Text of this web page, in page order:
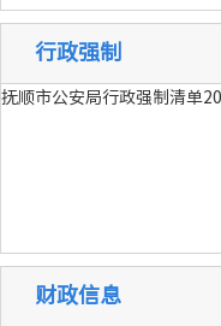
行政强制
抚顺市公安局行政强制清单
财政信息